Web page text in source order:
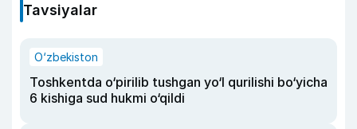
Tavsiyalar
O‘zbekiston
Toshkentda o‘pirilib tushgan yo‘l qurilishi bo‘yicha
6 kishiga sud hukmi o‘qildi